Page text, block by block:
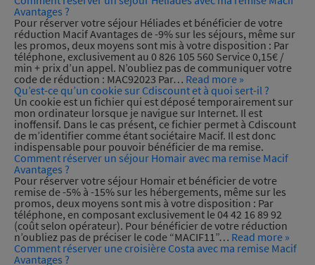
Avantages ?
Pour réserver votre séjour Héliades et bénéficier de votre
réduction Macif Avantages de -9% sur les séjours, même sur
les promos, deux moyens sont mis à votre disposition : Par
téléphone, exclusivement au 0 826 105 560 Service 0,15€ /
min + prix d’un appel. N’oubliez pas de communiquer votre
code de réduction : MAC92023 Par… Read more »
Qu’est-ce qu’un cookie sur Cdiscount et à quoi sert-il ?
Un cookie est un fichier qui est déposé temporairement sur
mon ordinateur lorsque je navigue sur Internet. Il est
inoffensif. Dans le cas présent, ce fichier permet à Cdiscount
de m’identifier comme étant sociétaire Macif. Il est donc
indispensable pour pouvoir bénéficier de ma remise.
Comment réserver un séjour Homair avec ma remise Macif
Avantages ?
Pour réserver votre séjour Homair et bénéficier de votre
remise de -5% à -15% sur les hébergements, même sur les
promos, deux moyens sont mis à votre disposition : Par
téléphone, en composant exclusivement le 04 42 16 89 92
(coût selon opérateur). Pour bénéficier de votre réduction
n’oubliez pas de préciser le code “MACIF11”… Read more »
Comment réserver une croisière Costa avec ma remise Macif
Avantages ?